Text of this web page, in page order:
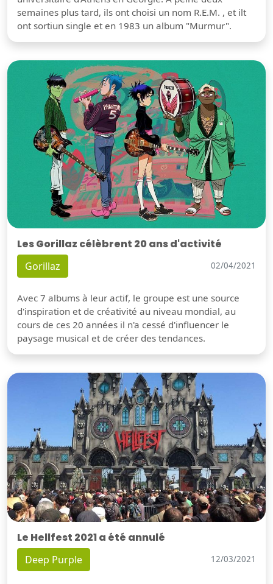
semaines plus tard, ils ont choisi un nom R.E.M. , et ilt
ont sortiun single et en 1983 un album "Murmur".
Les Gorillaz célèbrent 20 ans d'activité
Gorillaz 02/04/2021
Avec 7 albums à leur actif, le groupe est une source
d'inspiration et de créativité au niveau mondial, au
cours de ces 20 années il n'a cessé d'influencer le
paysage musical et de créer des tendances.
Le Hellfest 2021 a été annulé
Deep Purple 12/03/2021